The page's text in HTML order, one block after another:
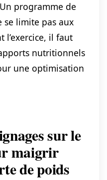
programme de
se limite pas aux
l’exercice, il faut
nutritionnels
une optimisation
sur le
maigrir
de poids